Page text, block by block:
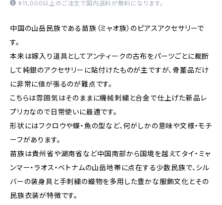
¥11,000以上のご注文で国内送料が無料になります。
中国の山岳民族である苗族（ミャオ族）のピアスアクセサリーで
す。
本来は嫁入り道具としてアンティークの古布をパーツごとに裁断
して純銀のアクセサリーに貼付けたものが主ですが、骨董品だけ
に非常に値が張るのが難点です。
こちらは雰囲気はそのままに機械刺繍と合金で仕上げた新品レ
プリカなので日常使いに最適です。
形状にはフクロウや蝶・魚の型など、何がしかの意味や文様・モチ
ーフがあります。
苗族は貴州省や湖南省など中国南部から国境を越えてタイ・ミャ
ンマー・ラオス・ベトナムの山岳地帯に点在する少数民族で、シル
バーの装身具と手刺繍の織物を多用した豊かな服飾文化とその
民族衣装が特徴です。